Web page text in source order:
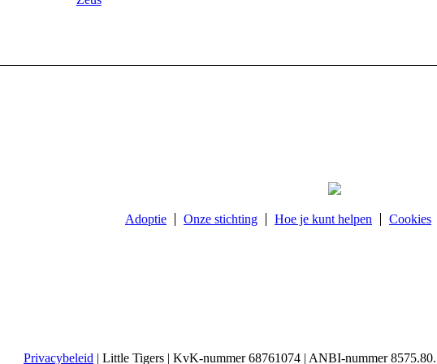
Adoptie Onze stichting Hoe je kunt helpen Cookies
Privacybeleid | Little Tigers | KvK-nummer 68761074 | ANBI-nummer